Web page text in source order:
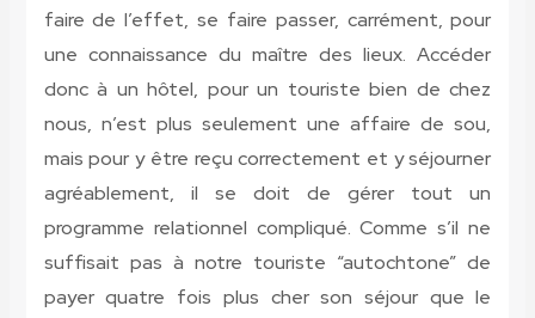
faire de l’effet, se faire passer, carrément, pour
une connaissance du maître des lieux. Accéder
donc à un hôtel, pour un touriste bien de chez
nous, n’est plus seulement une affaire de sou,
mais pour y être reçu correctement et y séjourner
agréablement, il se doit de gérer tout un
programme relationnel compliqué. Comme s’il ne
suffisait pas à notre touriste “autochtone” de
payer quatre fois plus cher son séjour que le